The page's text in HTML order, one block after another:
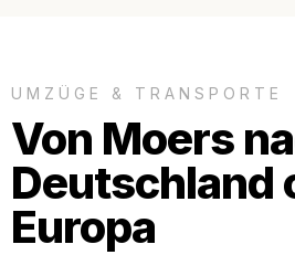
UMZÜGE & TRANSPORTE
Von Moers
Deutschland
Europa